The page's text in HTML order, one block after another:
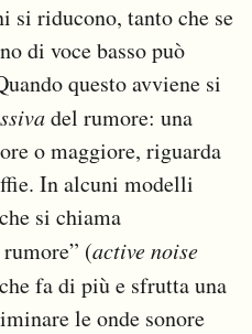
si riducono, tanto che se
di voce basso può
questo avviene si
del rumore: una
o maggiore, riguarda
In alcuni modelli
si chiama
(active noise
fa di più e sfrutta una
le onde sonore